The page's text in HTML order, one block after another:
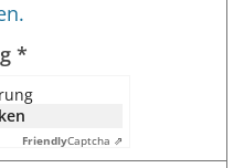
*
FriendlyCaptcha ⇗